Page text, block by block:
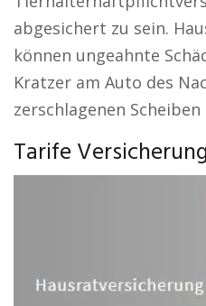
abgesichert zu sein.
können ungeahnte
Kratzer am Auto des
zerschlagenen
Tarife